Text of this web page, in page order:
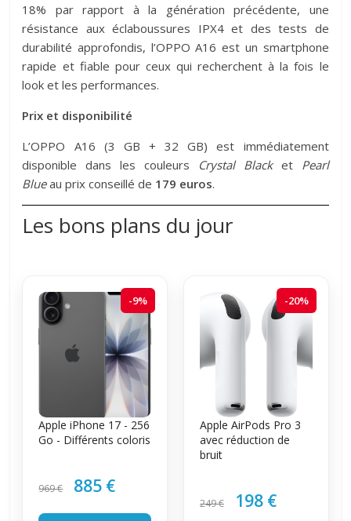
18% par rapport à la génération précédente, une
résistance aux éclaboussures IPX4 et des tests de
durabilité approfondis, l’OPPO A16 est un smartphone
rapide et fiable pour ceux qui recherchent à la fois le
look et les performances.
Prix et disponibilité
L’OPPO A16 (3 GB + 32 GB) est immédiatement
disponible dans les couleurs
Crystal Blacket Pearl
Blueau prix conseillé de 179 euros.
Les bons plans du jour
-9%
Apple iPhone 17 - 256
Go - Différents coloris
969 € 885 €
-20%
Apple AirPods Pro 3
avec réduction de
bruit
249 € 198 €